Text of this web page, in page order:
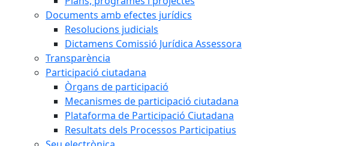
Documents amb efectes jurídics
Resolucions judicials
Dictamens Comissió Jurídica Assessora
Transparència
Participació ciutadana
Òrgans de participació
Mecanismes de participació ciutadana
Plataforma de Participació Ciutadana
Resultats dels Processos Participatius